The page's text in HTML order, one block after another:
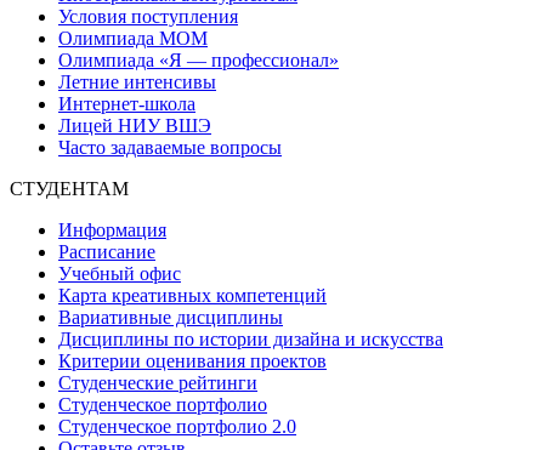
Условия поступления
Олимпиада МОМ
Олимпиада «Я — профессионал»
Летние интенсивы
Интернет-школа
Лицей НИУ ВШЭ
Часто задаваемые вопросы
СТУДЕНТАМ
Информация
Расписание
Учебный офис
Карта креативных компетенций
Вариативные дисциплины
Дисциплины по истории дизайна и искусства
Критерии оценивания проектов
Студенческие рейтинги
Студенческое портфолио
Студенческое портфолио 2.0